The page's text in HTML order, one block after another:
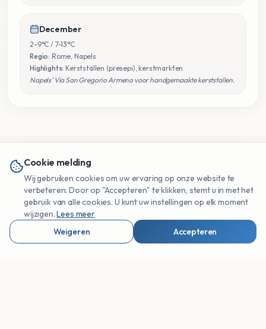
Bekijk Reisbureaus & Organisaties
Toggle Sidebar
December
2-9°C / 7-13°C
Regio: Rome, Napels
Highlights: Kerststallen (presepi), kerstmarkten
Napels' Via San Gregorio Armeno voor handgemaakte kerststallen.
Praktische Info Italië
Valuta Taal
Cookie melding
Wij gebruiken cookies om uw ervaring op onze website te
verbeteren. Door op "Accepteren" te klikken, stemt u in met het
gebruik van alle cookies. U kunt uw instellingen op elk moment
wijzigen.Lees meer
Weigeren
Accepteren